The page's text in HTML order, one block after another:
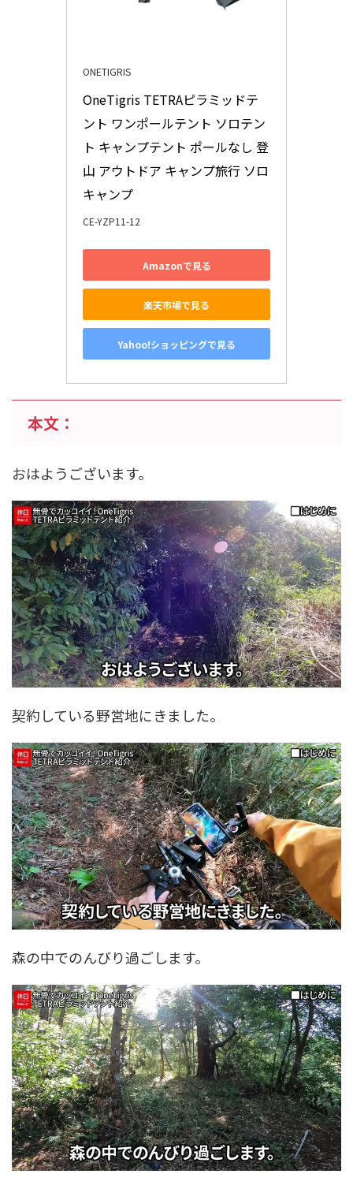
ONETIGRIS
OneTigris TETRAピラミッドテ
ント ワンポールテント ソロテン
ト キャンプテント ポールなし 登
山 アウトドア キャンプ旅行 ソロ
キャンプ
CE-YZP11-12
Amazonで見る
楽天市場で見る
Yahoo!ショッピングで見る
本文：
おはようございます。
契約している野営地にきました。
森の中でのんびり過ごします。